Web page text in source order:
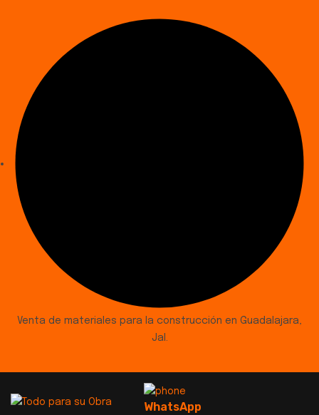
Venta de materiales para la construcción en Guadalajara,
Jal.
WhatsApp